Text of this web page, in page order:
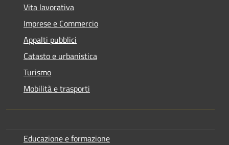
Vita lavorativa
Imprese e Commercio
Appalti pubblici
Catasto e urbanistica
Turismo
Mobilità e trasporti
Educazione e formazione